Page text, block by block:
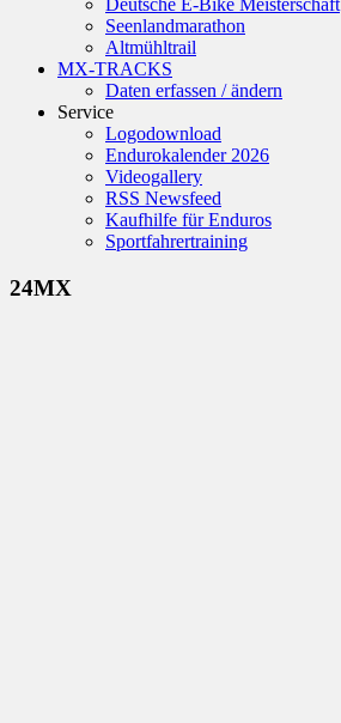
Deutsche E-Bike Meisterschaft
Seenlandmarathon
Altmühltrail
MX-TRACKS
Daten erfassen / ändern
Service
Logodownload
Endurokalender 2026
Videogallery
RSS Newsfeed
Kaufhilfe für Enduros
Sportfahrertraining
24MX